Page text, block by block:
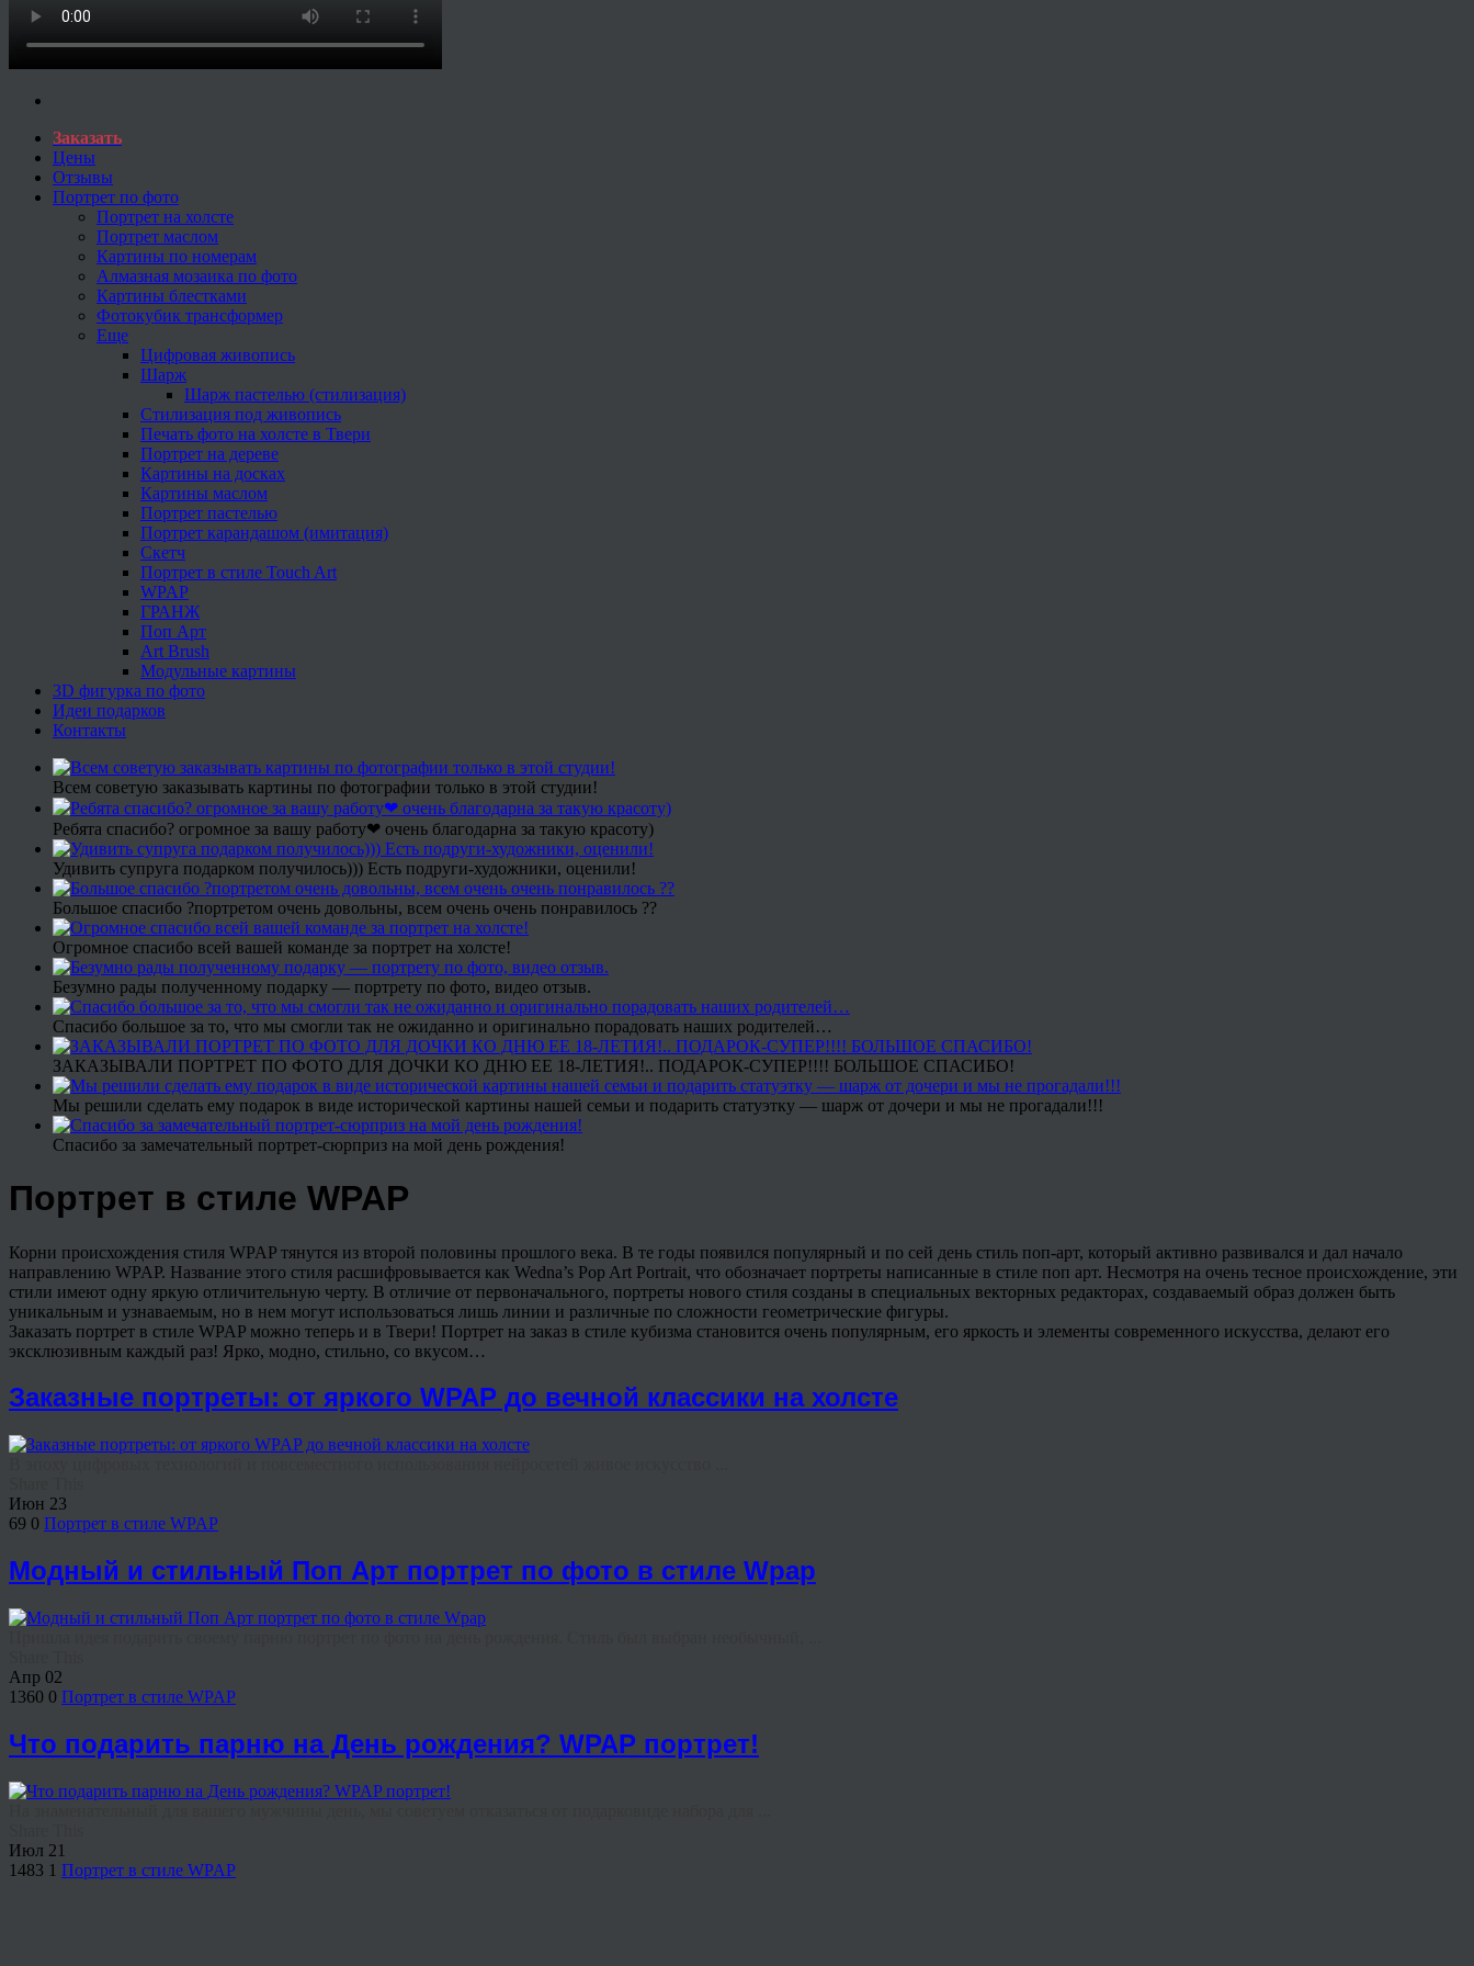
Заказать
Цены
Отзывы
Портрет по фото
Портрет на холсте
Портрет маслом
Картины по номерам
Алмазная мозаика по фото
Картины блестками
Фотокубик трансформер
Еще
Цифровая живопись
Шарж
Шарж пастелью (стилизация)
Стилизация под живопись
Печать фото на холсте в Твери
Портрет на дереве
Картины на досках
Картины маслом
Портрет пастелью
Портрет карандашом (имитация)
Скетч
Портрет в стиле Touch Art
WPAP
ГРАНЖ
Поп Арт
Art Brush
Модульные картины
3D фигурка по фото
Идеи подарков
Контакты
Всем советую заказывать картины по фотографии только в этой студии!
Ребята спасибо? огромное за вашу работу❤ очень благодарна за такую красоту)
Удивить супруга подарком получилось))) Есть подруги-художники, оценили!
Большое спасибо ?портретом очень довольны, всем очень очень понравилось ??
Огромное спасибо всей вашей команде за портрет на холсте!
Безумно рады полученному подарку — портрету по фото, видео отзыв.
Спасибо большое за то, что мы смогли так не ожиданно и оригинально порадовать наших родителей…
ЗАКАЗЫВАЛИ ПОРТРЕТ ПО ФОТО ДЛЯ ДОЧКИ КО ДНЮ ЕЕ 18-ЛЕТИЯ!.. ПОДАРОК-СУПЕР!!!! БОЛЬШОЕ СПАСИБО!
Мы решили сделать ему подарок в виде исторической картины нашей семьи и подарить статуэтку — шарж от дочери и мы не прогадали!!!
Спасибо за замечательный портрет-сюрприз на мой день рождения!
Портрет в стиле WPAP
Корни происхождения стиля WPAP тянутся из второй половины прошлого века. В те годы появился популярный и по сей день стиль поп-арт, который активно развивался и дал начало
направлению WPAP. Название этого стиля расшифровывается как Wedna’s Pop Art Portrait, что обозначает портреты написанные в стиле поп арт. Несмотря на очень тесное происхождение, эти
стили имеют одну яркую отличительную черту. В отличие от первоначального, портреты нового стиля созданы в специальных векторных редакторах, создаваемый образ должен быть
уникальным и узнаваемым, но в нем могут использоваться лишь линии и различные по сложности геометрические фигуры.
Заказать портрет в стиле WPAP можно теперь и в Твери! Портрет на заказ в стиле кубизма становится очень популярным, его яркость и элементы современного искусства, делают его
эксклюзивным каждый раз! Ярко, модно, стильно, со вкусом…
Заказные портреты: от яркого WPAP до вечной классики на холсте
Июн 23
69 0 Портрет в стиле WPAP
Модный и стильный Поп Арт портрет по фото в стиле Wpap
Апр 02
1360 0 Портрет в стиле WPAP
Что подарить парню на День рождения? WPAP портрет!
Июл 21
1483 1 Портрет в стиле WPAP